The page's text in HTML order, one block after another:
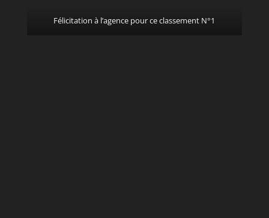
Félicitation à l’agence pour ce classement N°1